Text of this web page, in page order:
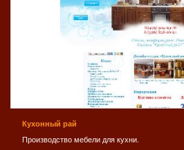
Кухонный рай
Производство мебели для кухни.